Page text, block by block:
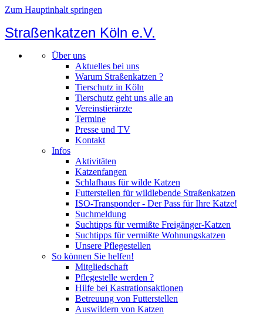
Zum Hauptinhalt springen
Straßenkatzen Köln e.V.
Über uns
Aktuelles bei uns
Warum Straßenkatzen ?
Tierschutz in Köln
Tierschutz geht uns alle an
Vereinstierärzte
Termine
Presse und TV
Kontakt
Infos
Aktivitäten
Katzenfangen
Schlafhaus für wilde Katzen
Futterstellen für wildlebende Straßenkatzen
ISO-Transponder - Der Pass für Ihre Katze!
Suchmeldung
Suchtipps für vermißte Freigänger-Katzen
Suchtipps für vermißte Wohnungskatzen
Unsere Pflegestellen
So können Sie helfen!
Mitgliedschaft
Pflegestelle werden ?
Hilfe bei Kastrationsaktionen
Betreuung von Futterstellen
Auswildern von Katzen